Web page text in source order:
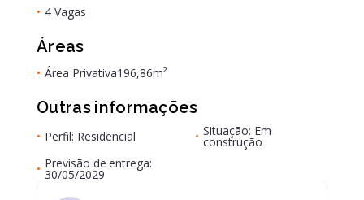
• 4 Vagas
Áreas
• Área Privativa196,86m²
Outras informações
• Perfil: Residencial • Situação: Em
construção
• Previsão de entrega:
30/05/2029